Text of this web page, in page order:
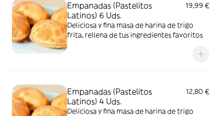
Empanadas (Pastelitos
Latinos) 6 Uds.
19,99 €
Deliciosa y fina masa de harina de trigo
frita, rellena de tus ingredientes favoritos
Empanadas (Pastelitos
Latinos) 4 Uds.
12,80 €
Deliciosa y fina masa de harina de trigo